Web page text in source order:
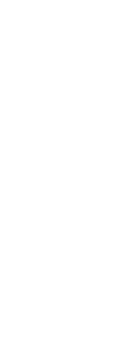
senha dessa
define essa